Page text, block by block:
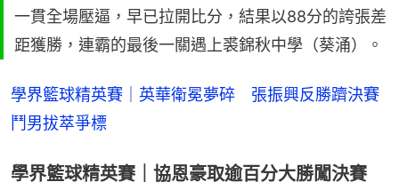
一貫全場壓逼，早已拉開比分，結果以88分的誇張差
距獲勝，連霸的最後一關遇上裘錦秋中學（葵涌）。
學界籃球精英賽｜英華衛冕夢碎　張振興反勝躋決賽
鬥男拔萃爭標
學界籃球精英賽｜協恩豪取逾百分大勝闖決賽